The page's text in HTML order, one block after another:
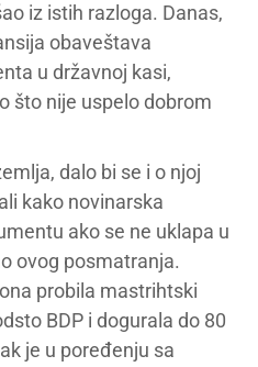
iz istih razloga. Danas,
obaveštava
u državnoj kasi,
što nije uspelo dobrom
dalo bi se i o njoj
kako novinarska
ako se ne uklapa u
ovog posmatranja.
probila mastrihtski
BDP i dogurala do 80
je u poređenju sa